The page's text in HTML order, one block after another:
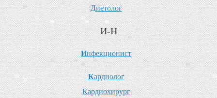
Диетолог
И-Н
Инфекционист
Кардиолог
Кардиохирург